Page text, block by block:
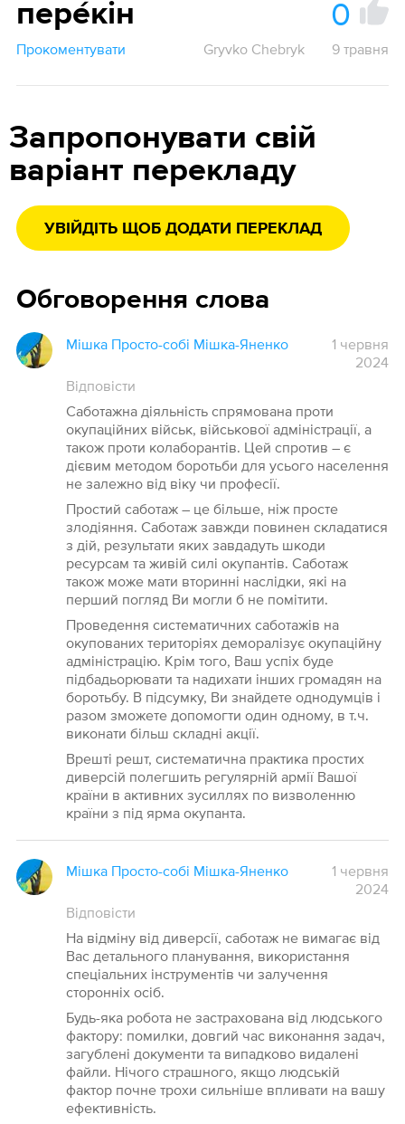
пере́кін 0
Прокоментувати Gryvko Chebryk 9 травня
Запропонувати свій
варіант перекладу
УВІЙДІТЬ ЩОБ ДОДАТИ ПЕРЕКЛАД
Обговорення слова
Мішка Просто-собі Мішка-Яненко
1 червня
2024
Відповісти
Саботажна діяльність спрямована проти
окупаційних військ, військової адміністрації, а
також проти колаборантів. Цей спротив – є
дієвим методом боротьби для усього населення
не залежно від віку чи професії.
Простий саботаж – це більше, ніж просте
злодіяння. Саботаж завжди повинен складатися
з дій, результати яких завдадуть шкоди
ресурсам та живій силі окупантів. Саботаж
також може мати вторинні наслідки, які на
перший погляд Ви могли б не помітити.
Проведення систематичних саботажів на
окупованих територіях деморалізує окупаційну
адміністрацію. Крім того, Ваш успіх буде
підбадьорювати та надихати інших громадян на
боротьбу. В підсумку, Ви знайдете однодумців і
разом зможете допомогти один одному, в т.ч.
виконати більш складні акції.
Врешті решт, систематична практика простих
диверсій полегшить регулярній армії Вашої
країни в активних зусиллях по визволенню
країни з під ярма окупанта.
Мішка Просто-собі Мішка-Яненко
1 червня
2024
Відповісти
На відміну від диверсії, саботаж не вимагає від
Вас детального планування, використання
спеціальних інструментів чи залучення
сторонніх осіб.
Будь-яка робота не застрахована від людського
фактору: помилки, довгий час виконання задач,
загублені документи та випадково видалені
файли. Нічого страшного, якщо людській
фактор почне трохи сильніше впливати на вашу
ефективність.